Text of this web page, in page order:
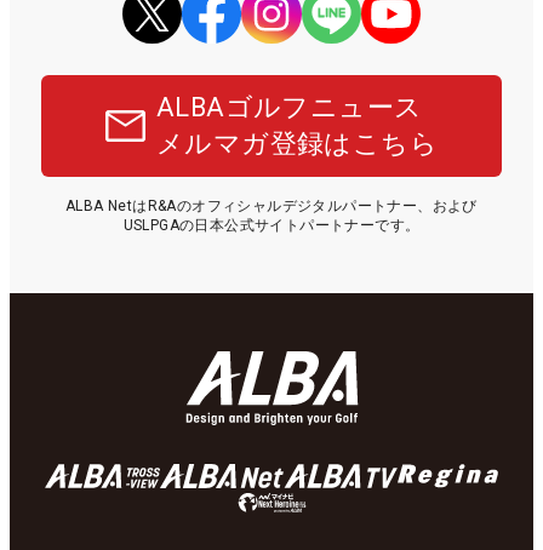
ALBAゴルフニュース
メルマガ登録はこちら
ALBA NetはR&Aのオフィシャルデジタルパートナー、および
USLPGAの日本公式サイトパートナーです。